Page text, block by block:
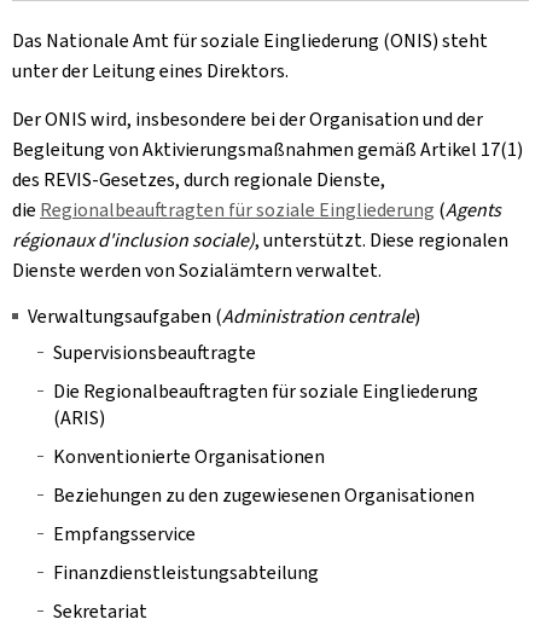
Das Nationale Amt für soziale Eingliederung (ONIS) steht
unter der Leitung eines Direktors.
Der ONIS wird, insbesondere bei der Organisation und der
Begleitung von Aktivierungsmaßnahmen gemäß Artikel 17(1)
des REVIS-Gesetzes, durch regionale Dienste,
die Regionalbeauftragten für soziale Eingliederung (Agents
régionaux d'inclusion sociale), unterstützt. Diese regionalen
Dienste werden von Sozialämtern verwaltet.
Verwaltungsaufgaben (Administration centrale)
Supervisionsbeauftragte
Die Regionalbeauftragten für soziale Eingliederung
(ARIS)
Konventionierte Organisationen
Beziehungen zu den zugewiesenen Organisationen
Empfangsservice
Finanzdienstleistungsabteilung
Sekretariat